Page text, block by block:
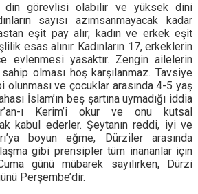
din görevlisi olabilir ve yüksek dini
sayısı azımsanmayacak kadar
eşit pay alır; kadın ve erkek eşit
esas alınır. Kadınların 17, erkeklerin
evlenmesi yasaktır. Zengin ailelerin
olması hoş karşılanmaz. Tavsiye
ve çocuklar arasında 4-5 yaş
İslam’ın beş şartına uymadığı iddia
ı Kerim’i okur ve onu kutsal
kabul ederler. Şeytanın reddi, iyi ve
boyun eğme, Dürziler arasında
gibi prensipler tüm inananlar için
günü mübarek sayılırken, Dürzi
Perşembe’dir.